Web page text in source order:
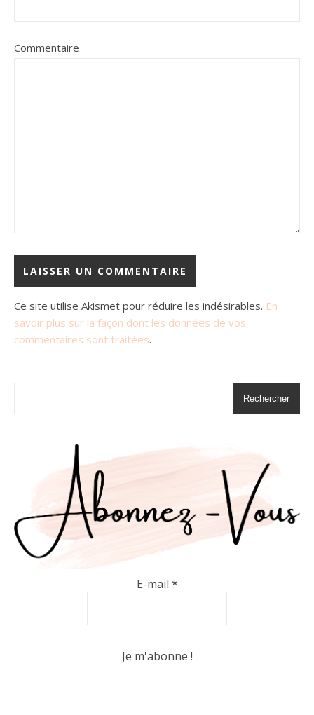
Commentaire
Ce site utilise Akismet pour réduire les indésirables. En
savoir plus sur la façon dont les données de vos
commentaires sont traitées.
Rechercher
E-mail *